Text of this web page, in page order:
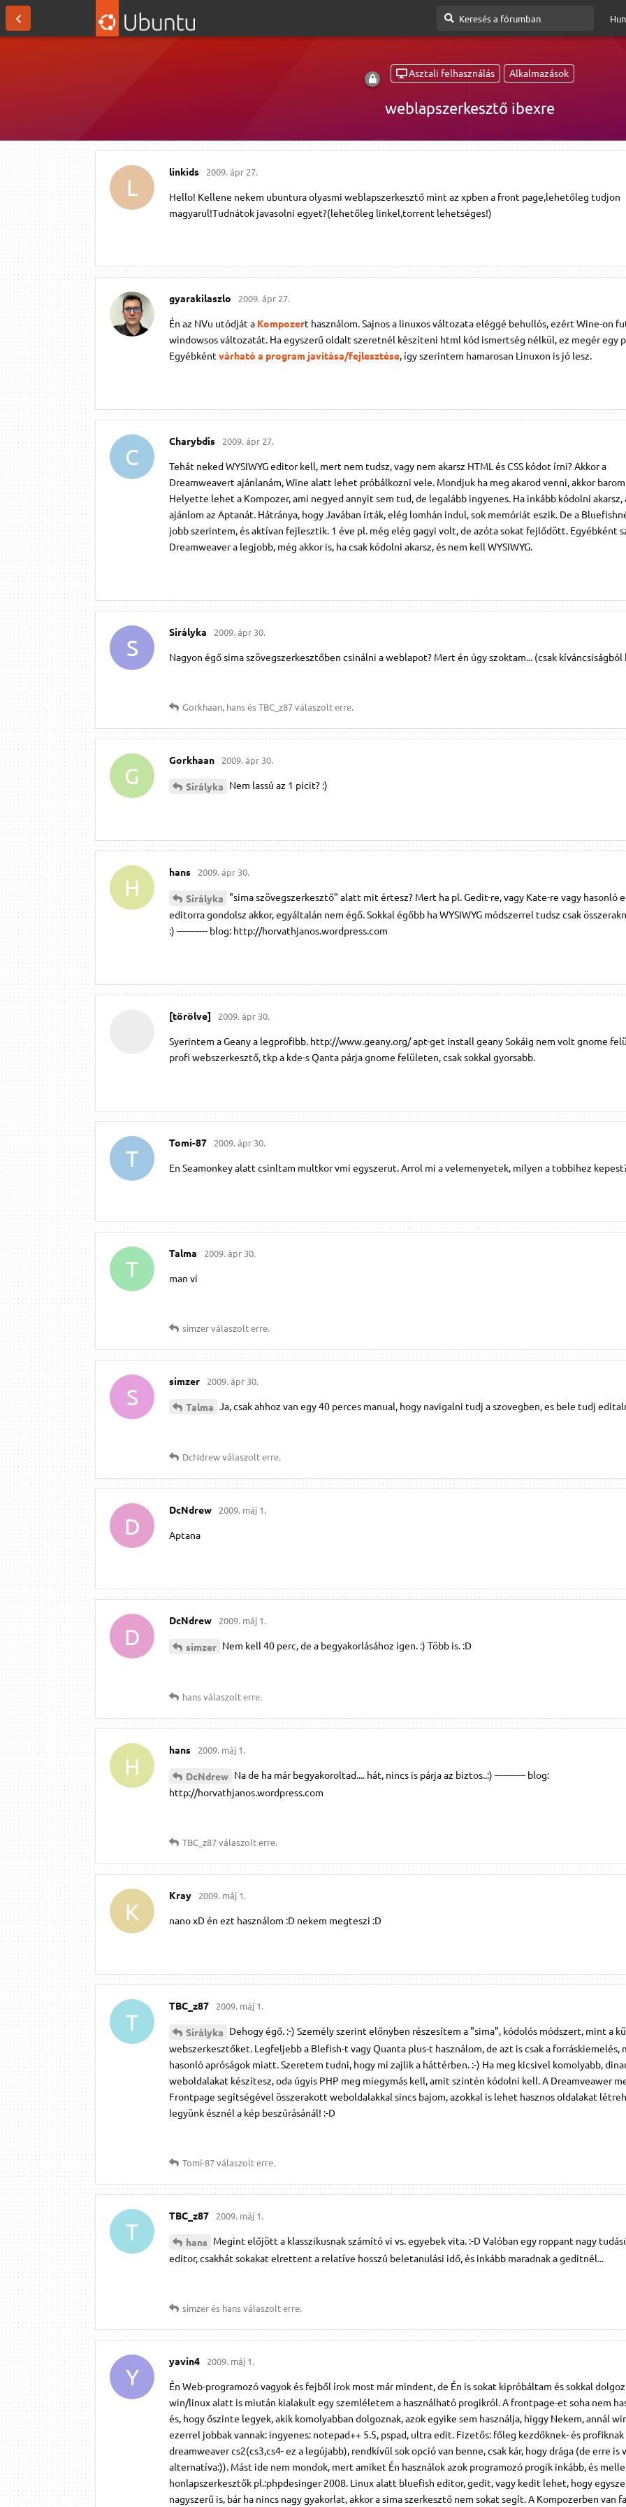
Asztali felhasználás Alkalmazások
weblapszerkesztő ibexre
L
linkids 2009. ápr 27.
Hello! Kellene nekem ubuntura olyasmi weblapszerkesztő mint az xpben a front page,lehetőleg tudjon
magyarul!Tudnátok javasolni egyet?(lehetőleg linkel,torrent lehetséges!)
gyarakilaszlo 2009. ápr 27.
Én az NVu utódját a Kompozert használom. Sajnos a linuxos változata eléggé behullós, ezért Wine-on
windowsos változatát. Ha egyszerű oldalt szeretnél készíteni html kód ismertség nélkül, ez megér egy
Egyébként várható a program javítása/fejlesztése, így szerintem hamarosan Linuxon is jó lesz.
C
Charybdis 2009. ápr 27.
Tehát neked WYSIWYG editor kell, mert nem tudsz, vagy nem akarsz HTML és CSS kódot írni? Akkor a
Dreamweavert ajánlanám, Wine alatt lehet próbálkozni vele. Mondjuk ha meg akarod venni, akkor
Helyette lehet a Kompozer, ami negyed annyit sem tud, de legalább ingyenes. Ha inkább kódolni akarsz,
ajánlom az Aptanát. Hátránya, hogy Javában írták, elég lomhán indul, sok memóriát eszik. De a
jobb szerintem, és aktívan fejlesztik. 1 éve pl. még elég gagyi volt, de azóta sokat fejlődött. Egyébként
Dreamweaver a legjobb, még akkor is, ha csak kódolni akarsz, és nem kell WYSIWYG.
S
Sirályka 2009. ápr 30.
Nagyon égő sima szövegszerkesztőben csinálni a weblapot? Mert én úgy szoktam... (csak kíváncsiságból
Gorkhaan, hansésTBC_z87válaszolt erre.
G
Gorkhaan 2009. ápr 30.
Sirályka Nem lassú az 1 picit? :)
H
hans 2009. ápr 30.
Sirályka "sima szövegszerkesztő" alatt mit értesz? Mert ha pl. Gedit-re, vagy Kate-re vagy hasonló
editorra gondolsz akkor, egyáltalán nem égő. Sokkal égőbb ha WYSIWYG módszerrel tudsz csak
:) ----------- blog: http://horvathjanos.wordpress.com
[törölve] 2009. ápr 30.
Syerintem a Geany a legprofibb. http://www.geany.org/ apt-get install geany Sokáig nem volt gnome
profi webszerkesztő, tkp a kde-s Qanta párja gnome felületen, csak sokkal gyorsabb.
T
Tomi-87 2009. ápr 30.
En Seamonkey alatt csinltam multkor vmi egyszerut. Arrol mi a velemenyetek, milyen a tobbihez
T
Talma 2009. ápr 30.
man vi
simzerválaszolt erre.
S
simzer 2009. ápr 30.
Talma Ja, csak ahhoz van egy 40 perces manual, hogy navigalni tudj a szovegben, es bele tudj
DcNdrewválaszolt erre.
D
DcNdrew 2009. máj 1.
Aptana
D
DcNdrew 2009. máj 1.
simzer Nem kell 40 perc, de a begyakorlásához igen. :) Több is. :D
hansválaszolt erre.
H
hans 2009. máj 1.
DcNdrew Na de ha már begyakoroltad.... hát, nincs is párja az biztos..:) ----------- blog:
http://horvathjanos.wordpress.com
TBC_z87válaszolt erre.
K
Kray 2009. máj 1.
nano xD én ezt használom :D nekem megteszi :D
T
TBC_z87 2009. máj 1.
Sirályka Dehogy égő. :-) Személy szerint előnyben részesítem a "sima", kódolós módszert, mint a
webszerkesztőket. Legfeljebb a Blefish-t vagy Quanta plus-t használom, de azt is csak a forráskiemelés,
hasonló apróságok miatt. Szeretem tudni, hogy mi zajlik a háttérben. :-) Ha meg kicsivel komolyabb,
weboldalakat készítesz, oda úgyis PHP meg miegymás kell, amit szintén kódolni kell. A Dreamveawer
Frontpage segítségével összerakott weboldalakkal sincs bajom, azokkal is lehet hasznos oldalakat
legyünk észnél a kép beszúrásánál! :-D
Tomi-87válaszolt erre.
T
TBC_z87 2009. máj 1.
hans Megint előjött a klasszikusnak számító vi vs. egyebek vita. :-D Valóban egy roppant nagy
editor, csakhát sokakat elrettent a relatíve hosszú beletanulási idő, és inkább maradnak a geditnél...
simzerés hansválaszolt erre.
Y
yavin4 2009. máj 1.
Én Web-programozó vagyok és fejből írok most már mindent, de Én is sokat kipróbáltam és sokkal
win/linux alatt is miután kialakult egy szemléletem a használható progikról. A frontpage-et soha nem
és, hogy őszinte legyek, akik komolyabban dolgoznak, azok egyike sem használja, higgy Nekem, annál
ezerrel jobbak vannak: ingyenes: notepad++ 5.5, pspad, ultra edit. Fizetős: főleg kezdőknek- és profiknak
dreamweaver cs2(cs3,cs4- ez a legújabb), rendkívűl sok opció van benne, csak kár, hogy drága (de erre is
alternatíva:)). Mást ide nem mondok, mert amiket Én használok azok programozó progik inkább, és
honlapszerkesztők pl.:phpdesinger 2008. Linux alatt bluefish editor, gedit, vagy kedit lehet, hogy
nagyszerű is, bár ha nincs nagy gyakorlat, akkor a sima szerkesztő nem sokat segít. A Kompozerben van